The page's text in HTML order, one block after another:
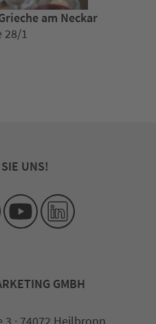
am Neckar
28/1
UNS!
GMBH